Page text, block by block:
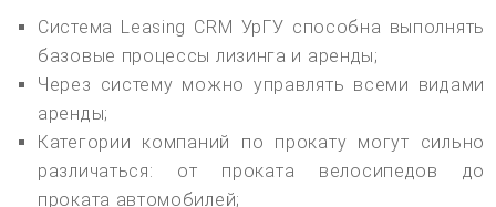
Система Leasing CRM УрГУ способна выполнять
базовые процессы лизинга и аренды;
Через систему можно управлять всеми видами
аренды;
Категории компаний по прокату могут сильно
различаться: от проката велосипедов до
проката автомобилей;